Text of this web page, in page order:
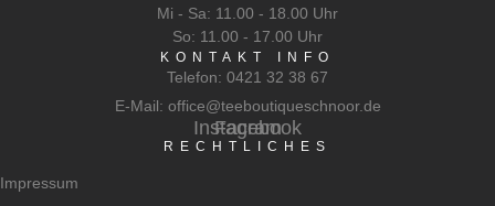
Mi - Sa: 11.00 - 18.00 Uhr
So: 11.00 - 17.00 Uhr
KONTAKT INFO
Telefon: 0421 32 38 67
E-Mail: office@teeboutiqueschnoor.de
Instagram
Facebook
RECHTLICHES
Impressum